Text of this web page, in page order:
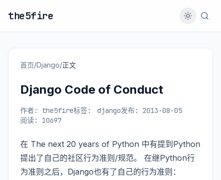
the5fire
首页/Django/正文
Django Code of Conduct
作者: the5fire标签: django发布: 2013-08-05
阅读: 10697
在 The next 20 years of Python 中有提到Python
提出了自己的社区行为准则/规范。 在继Python行
为准则之后，Django也有了自己的行为准则：